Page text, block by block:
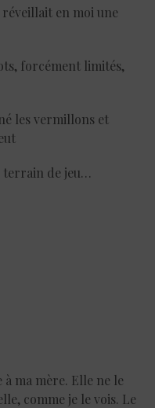
en moi une
forcément limités,
les vermillons et
terrain de jeu…
ma mère. Elle ne le
comme je le vois. Le